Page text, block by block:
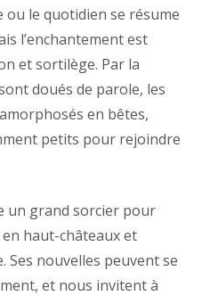
ou le quotidien se résume
l’enchantement est
et sortilège. Par la
doués de parole, les
en bêtes,
petits pour rejoindre
un grand sorcier pour
haut-châteaux et
Ses nouvelles peuvent se
et nous invitent à